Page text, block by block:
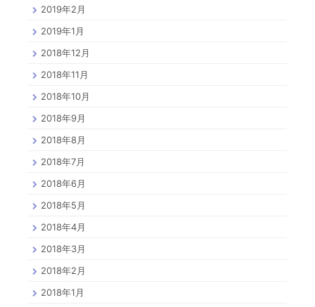
2019年2月
2019年1月
2018年12月
2018年11月
2018年10月
2018年9月
2018年8月
2018年7月
2018年6月
2018年5月
2018年4月
2018年3月
2018年2月
2018年1月